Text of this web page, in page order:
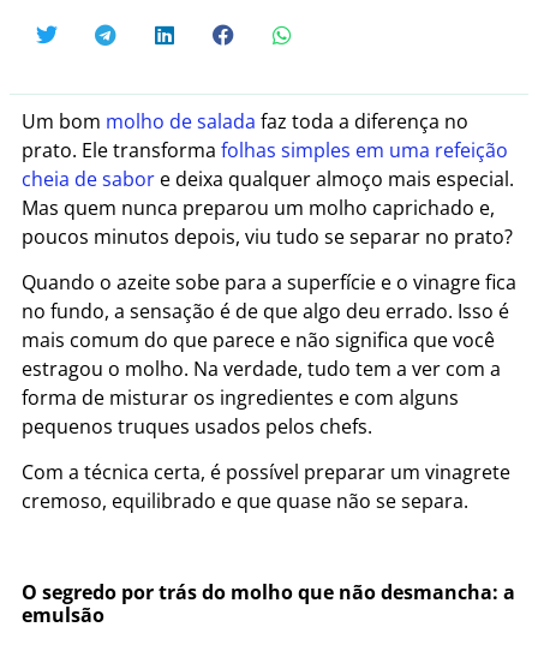
Um bom molho de salada faz toda a diferença no
prato. Ele transforma folhas simples em uma refeição
cheia de sabor e deixa qualquer almoço mais especial.
Mas quem nunca preparou um molho caprichado e,
poucos minutos depois, viu tudo se separar no prato?
Quando o azeite sobe para a superfície e o vinagre fica
no fundo, a sensação é de que algo deu errado. Isso é
mais comum do que parece e não significa que você
estragou o molho. Na verdade, tudo tem a ver com a
forma de misturar os ingredientes e com alguns
pequenos truques usados pelos chefs.
Com a técnica certa, é possível preparar um vinagrete
cremoso, equilibrado e que quase não se separa.
O segredo por trás do molho que não desmancha: a
emulsão